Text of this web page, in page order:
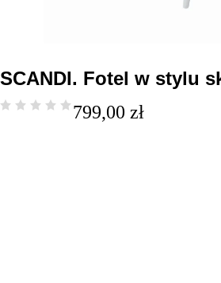
SCANDI. Fotel w stylu
799,00 zł